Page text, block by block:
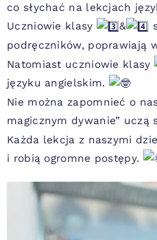
co słychać na lekcjach
Uczniowie klasy
&
podręczników, poprawiają
Natomiast uczniowie klasy
języku angielskim.
Nie można zapomnieć o
magicznym dywanie” uczą
Każda lekcja z naszymi
i robią ogromne postępy.